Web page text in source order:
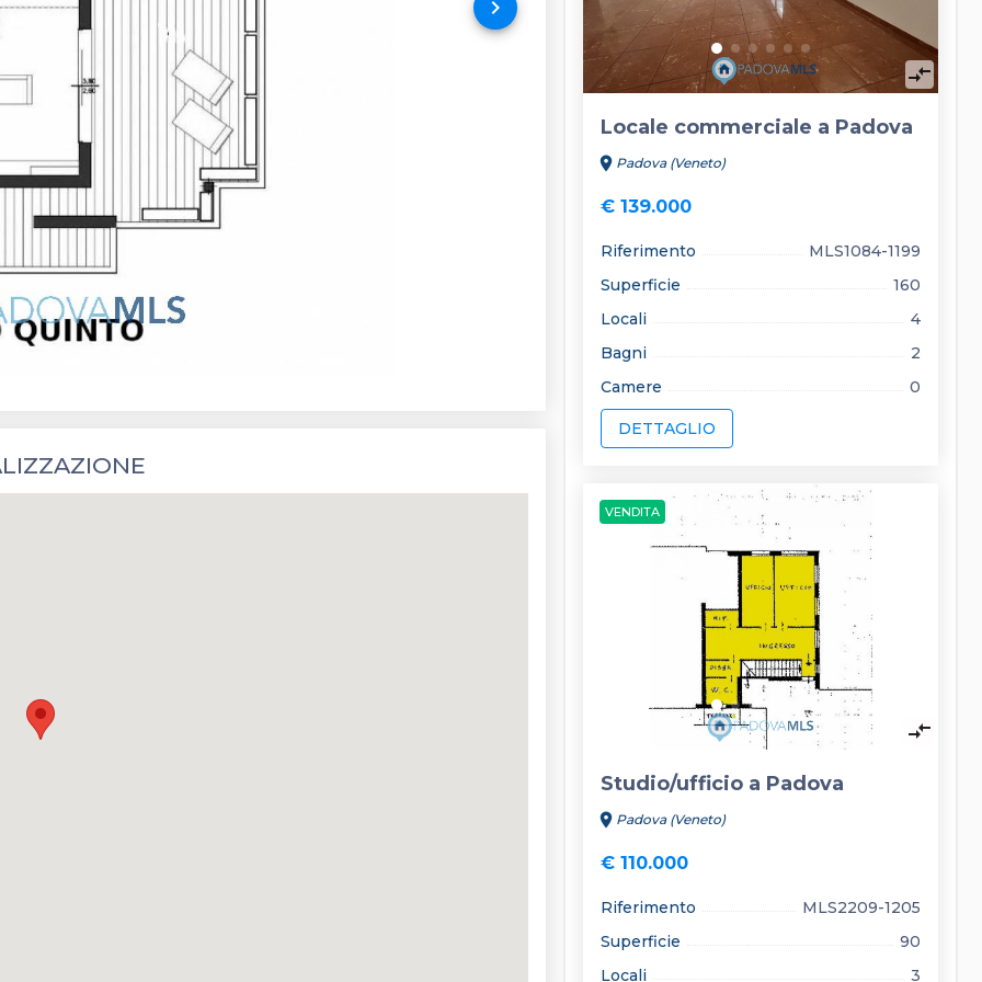
keyboard_arrow_right
compare_arrows
Locale commerciale a Padova
location_on Padova (Veneto)
€ 139.000
Riferimento
MLS1084-1199
Superficie
160
Locali
4
Bagni
2
Camere
0
DETTAGLIO
VENDITA
compare_arrows
Studio/ufficio a Padova
location_on Padova (Veneto)
€ 110.000
Riferimento
MLS2209-1205
Superficie
90
Locali
3